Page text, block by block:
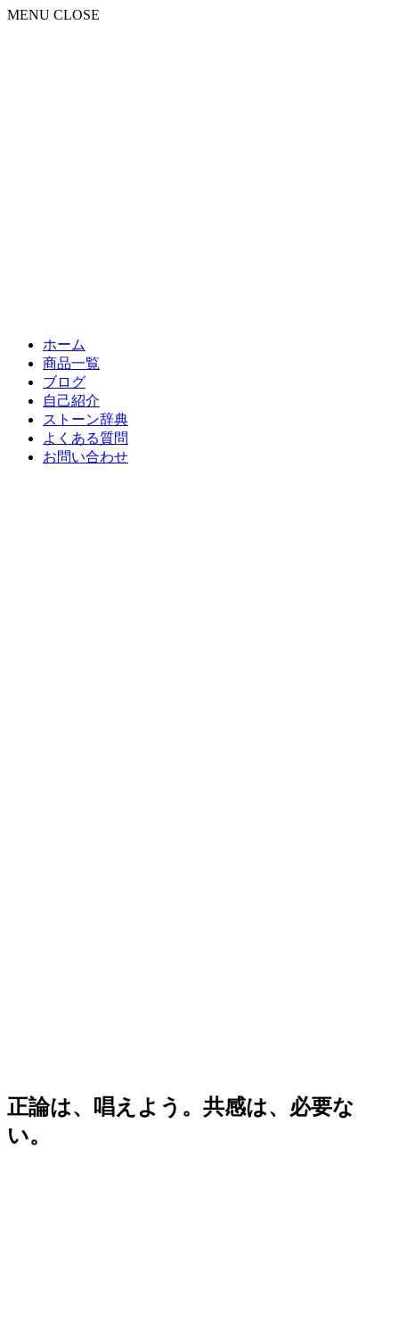
MENU CLOSE
ホーム
商品一覧
ブログ
自己紹介
ストーン辞典
よくある質問
お問い合わせ
正論は、唱えよう。共感は、必要な
い。